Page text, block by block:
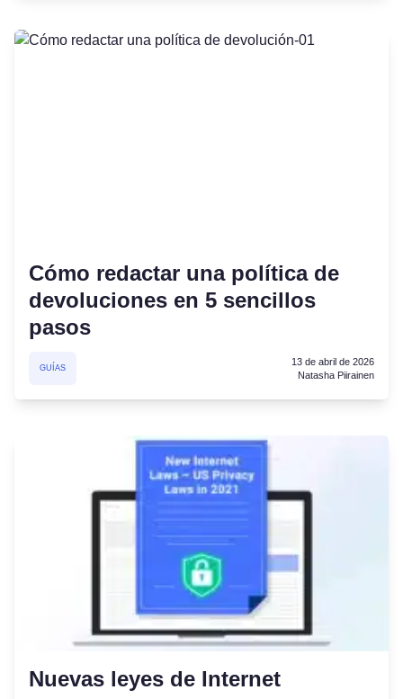
Cómo redactar una política de
devoluciones en 5 sencillos
pasos
GUÍAS
13 de abril de 2026
Natasha Piirainen
Nuevas leyes de Internet